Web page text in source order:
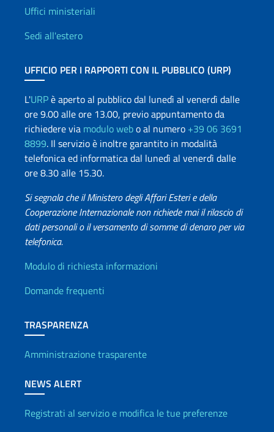
Uffici e Rete diplomatica
Uffici ministeriali
Sedi all'estero
UFFICIO PER I RAPPORTI CON IL PUBBLICO (URP)
L'URPè aperto al pubblico dal lunedì al venerdì dalle
ore 9.00 alle ore 13.00, previo appuntamento da
richiedere via modulo webo al numero +39 06 3691
8899. Il servizio è inoltre garantito in modalità
telefonica ed informatica dal lunedì al venerdì dalle
ore 8.30 alle 15.30.
Si segnala che il Ministero degli Affari Esteri e della
Cooperazione Internazionale non richiede mai il rilascio di
dati personali o il versamento di somme di denaro per via
telefonica.
Info utili
Modulo di richiesta informazioni
Domande frequenti
TRASPARENZA
Amministrazione trasparente
NEWS ALERT
Registrati al servizio e modifica le tue preferenze